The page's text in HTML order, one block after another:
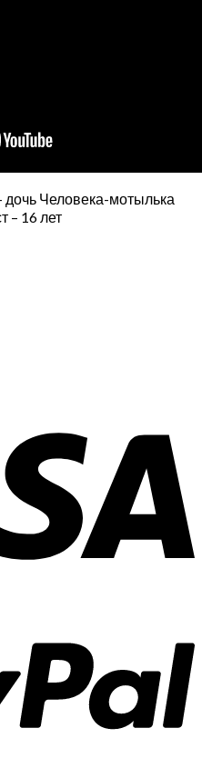
дочь Человека-мотылька
– 16 лет